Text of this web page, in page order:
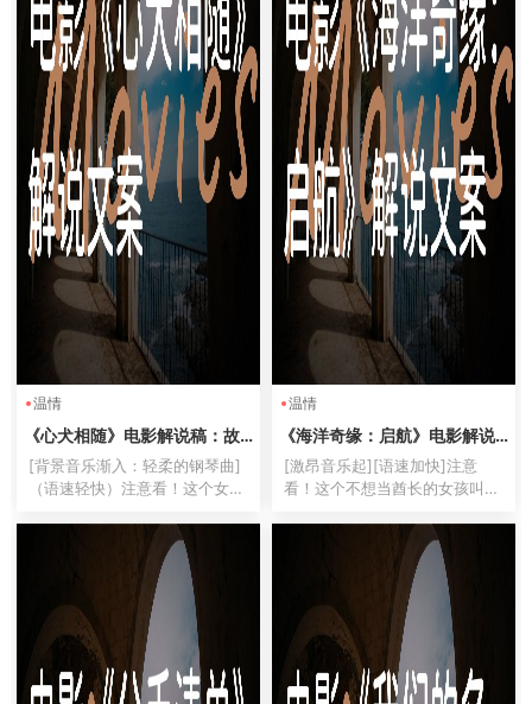
温情
《心犬相随》电影解说稿：故
事梳理+结局真相（影视解说文
案）
[背景音乐渐入：轻柔的钢琴曲]
（语速轻快）注意看！这个女人
物，而是会救命的超能雷达！
[音效：狗吠声][画面快速剪辑：
导盲犬引路、医疗预警、搜救画
面叠加]今天给你们解说的这部
温情
《海洋奇缘：启航》电影解说
稿：故事梳理+彩蛋盘点（影视
解说文案）
[激昂音乐起][语速加快]注意
看！这个不想当酋长的女孩叫莫
迪士尼史上最野的公主，不嫁王
子不穿水晶鞋，直接骑着鲨鱼去
屠龙！[画面：巨浪翻涌]百分之
九十九的人不知道，这座小岛